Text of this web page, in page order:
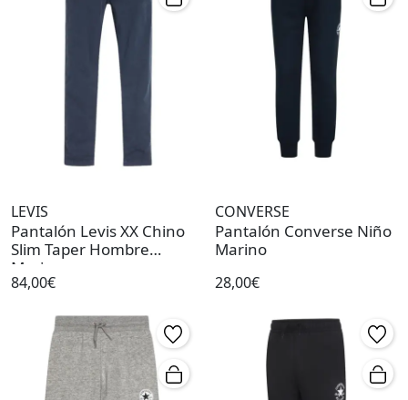
LEVIS
Pantalón Levis XX Chino
Slim Taper Hombre
Marino
84,00€
CONVERSE
Pantalón Converse Niño
Marino
28,00€